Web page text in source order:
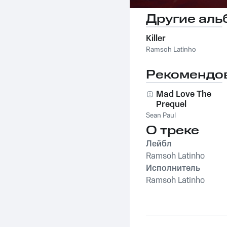
Другие
Killer
Ramsoh Latinho
Mad Love The
Prequel
Sean Paul
О треке
Лейбл
Ramsoh Latinho
Исполнитель
Ramsoh Latinho